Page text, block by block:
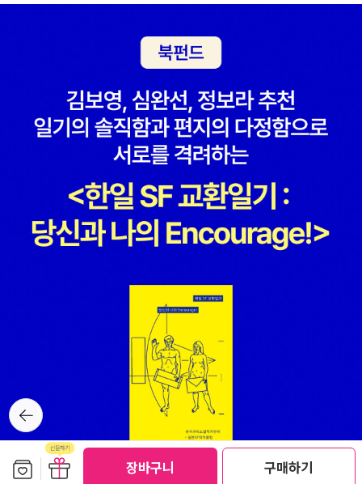
장바구니 구매하기
에서 취약한 십대 여성의 위치를 슬픈 여성들의 계보로써 연결 짓는
로서 당당했던 여성들인 동시에 슬픈 소녀들이었다. 그들의 비극적인
비극성을 단순히 전시함으로써 슬픔에 잠식된 젊은 여성의 이미지를
강화해왔다. 하지만 댄시거는 이 여성 예술가들에 대한 평면적인 설
명에 반기를 들며, 그들의 투쟁과 좌절, 성취와 실패를 입체적으로 이
해하는 일이 작품과 한 인간을 이해하는 데 중요하다는 사실을 강조
한다. 이것은 친구 헤더, 그리고 SNS 속 슬픈 소녀들에 대해서도 마
찬가지라고, 댄시거는 스스로에게 일깨운다. “십대이던 헤더와 내가
큰 소리로 우리의 고통을 떠든 건 우리가 무리로부터 소외되었으며
들은 숨기려 들지만 우리는 모든 것이 얼마나 망가졌는지를 충분히
알 만큼 세상을 똑똑히 지켜보고 있다는 걸 선언하는 일이었다.”(128
적으로 진보적인 분위기였던 1990년대 미국의 대도시에서조차 제대
로 이해받지 못한 양성애를 다룬다. 댄시거는 또래의 영향을 받으며
자아상을 확립하는 청소년 시기, 여자들의 키스를 “욕망보다는 성적
모험심을 수행하기 위해 ‘오버하는’ 방법 중 하나로만 취급”했던 분위
기를 돌아본다. 동성애는 진짜일지 몰라도 양성애는 가짜라는 편견이
다. 댄시거는 십대 소녀들의 내면에 흐르던 욕망을 다시 들여다보고,
뒤로가
기